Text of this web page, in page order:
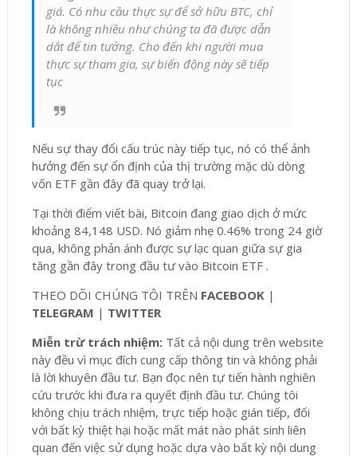
giá. Có nhu cầu thực sự để sở hữu BTC, chỉ
là không nhiều như chúng ta đã được dẫn
dắt để tin tưởng. Cho đến khi người mua
thực sự tham gia, sự biến động này sẽ tiếp
tục
Nếu sự thay đổi cấu trúc này tiếp tục, nó có thể ảnh
hưởng đến sự ổn định của thị trường mặc dù dòng
vốn ETF gần đây đã quay trở lại.
Tại thời điểm viết bài, Bitcoin đang giao dịch ở mức
khoảng 84,148 USD. Nó giảm nhẹ 0.46% trong 24 giờ
qua, không phản ánh được sự lạc quan giữa sự gia
tăng gần đây trong đầu tư vào Bitcoin ETF .
THEO DÕI CHÚNG TÔI TRÊN FACEBOOK|
TELEGRAM | TWITTER
Miễn trừ trách nhiệm:Tất cả nội dung trên website
này đều vì mục đích cung cấp thông tin và không phải
là lời khuyên đầu tư. Bạn đọc nên tự tiến hành nghiên
cứu trước khi đưa ra quyết định đầu tư. Chúng tôi
không chịu trách nhiệm, trực tiếp hoặc gián tiếp, đối
với bất kỳ thiệt hại hoặc mất mát nào phát sinh liên
quan đến việc sử dụng hoặc dựa vào bất kỳ nội dung